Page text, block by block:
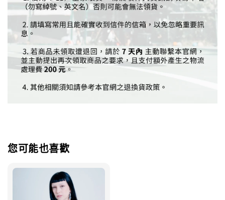
您可能也喜歡